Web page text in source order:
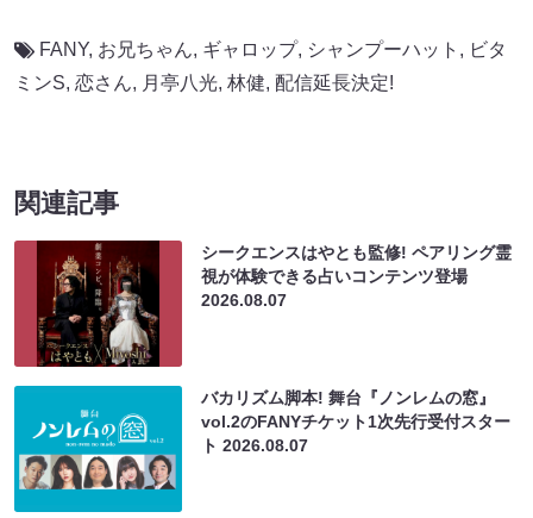
FANY, お兄ちゃん, ギャロップ, シャンプーハット , ビタ
ミンS, 恋さん, 月亭八光, 林健, 配信延長決定!
関連記事
シークエンスはやとも監修! ペアリング霊
視が体験できる占いコンテンツ登場
2026.08.07
バカリズム脚本! 舞台『ノンレムの窓』
vol.2のFANYチケット1次先行受付スター
ト2026.08.07